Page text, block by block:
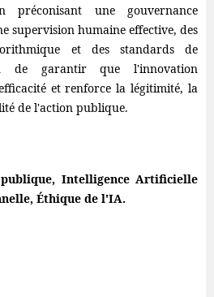
préconisant une gouvernance
supervision humaine effective, des
et des standards de
de garantir que l'innovation
et renforce la légitimité, la
de l'action publique.
Intelligence Artificielle
Éthique de l'IA.